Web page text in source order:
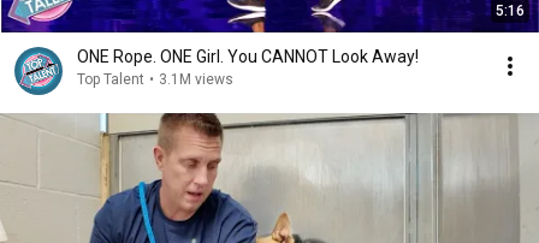
5:16
ONE Rope. ONE Girl. You CANNOT Look Away!
Top Talent • 3.1M views